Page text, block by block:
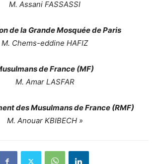
M. Assani FASSASSI
de la Grande Mosquée de Paris
M. Chems-eddine HAFIZ
de France (MF)
M. Amar LASFAR
des Musulmans de France (RMF)
M. Anouar KBIBECH »